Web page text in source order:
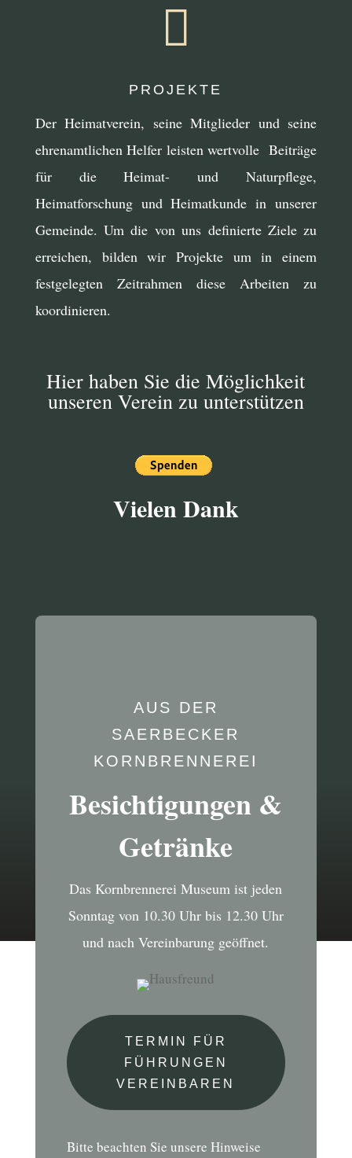

PROJEKTE
Der Heimatverein, seine Mitglieder und seine
ehrenamtlichen Helfer leisten wertvolle Beiträge
für die Heimat- und Naturpflege,
Heimatforschung und Heimatkunde in unserer
Gemeinde. Um die von uns definierte Ziele zu
erreichen, bilden wir Projekte um in einem
festgelegten Zeitrahmen diese Arbeiten zu
koordinieren.
Hier haben Sie die Möglichkeit
unseren Verein zu unterstützen
Vielen Dank
AUS DER
SAERBECKER
KORNBRENNEREI
Besichtigungen &
Getränke
Das Kornbrennerei Museum ist jeden
Sonntag von 10.30 Uhr bis 12.30 Uhr
und nach Vereinbarung geöffnet.
TERMIN FÜR
FÜHRUNGEN
VEREINBAREN
Bitte beachten Sie unsere Hinweise